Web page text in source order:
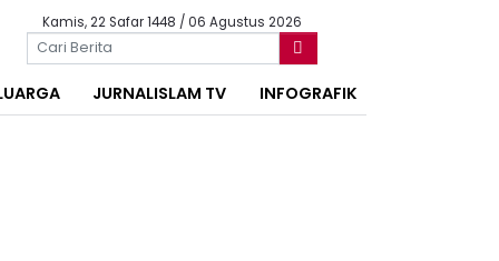
Kamis, 22 Safar 1448 / 06 Agustus 2026
JURNALISLAM TV INFOGRAFIK